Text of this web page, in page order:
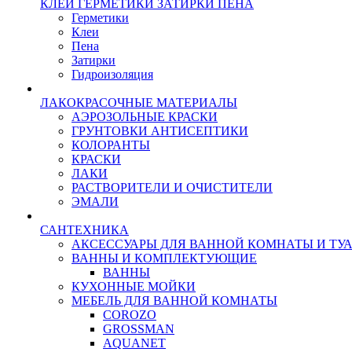
КЛЕИ ГЕРМЕТИКИ ЗАТИРКИ ПЕНА
Герметики
Клеи
Пена
Затирки
Гидроизоляция
ЛАКОКРАСОЧНЫЕ МАТЕРИАЛЫ
АЭРОЗОЛЬНЫЕ КРАСКИ
ГРУНТОВКИ АНТИСЕПТИКИ
КОЛОРАНТЫ
КРАСКИ
ЛАКИ
РАСТВОРИТЕЛИ И ОЧИСТИТЕЛИ
ЭМАЛИ
САНТЕХНИКА
АКСЕССУАРЫ ДЛЯ ВАННОЙ КОМНАТЫ И
ВАННЫ И КОМПЛЕКТУЮЩИЕ
ВАННЫ
КУХОННЫЕ МОЙКИ
МЕБЕЛЬ ДЛЯ ВАННОЙ КОМНАТЫ
COROZO
GROSSMAN
AQUANET